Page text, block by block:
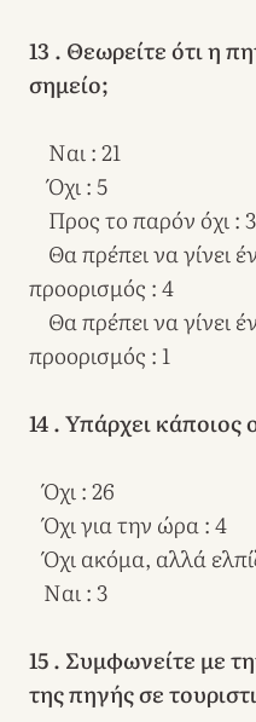
13 . Θεωρείτε ότι η
σημείο;
Ναι : 21
Όχι : 5
Προς το παρόν όχι : 3
Θα πρέπει να γίνει
προορισμός : 4
Θα πρέπει να γίνει
προορισμός : 1
14 . Υπάρχει
Όχι : 26
Όχι για την ώρα : 4
Όχι ακόμα, αλλά
Ναι : 3
15 . Συμφωνείτε με
της πηγής σε